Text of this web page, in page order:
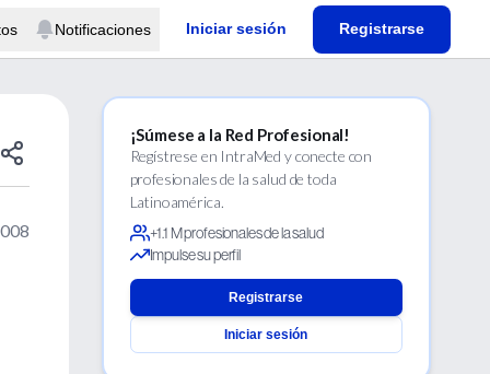
Notificaciones Iniciar sesión Registrarse
¡Súmese a la Red Profesional!
Regístrese en IntraMed y conecte con
profesionales de la salud de toda
Latinoamérica.
+1.1 M profesionales de la salud
Impulse su perfil
Registrarse
Iniciar sesión